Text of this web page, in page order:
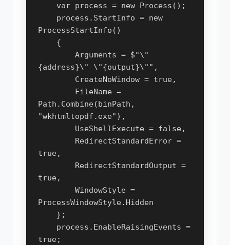
var process = new Process();
process.StartInfo = new
ProcessStartInfo()
{
Arguments = $"\"
{address}\" \"{output}\"",
CreateNoWindow = true,
FileName =
Path.Combine(binPath,
"wkhtmltopdf.exe"),
UseShellExecute = false,
RedirectStandardError =
true,
RedirectStandardOutput =
true,
WindowStyle =
ProcessWindowStyle.Hidden
};
process.EnableRaisingEvents =
true;